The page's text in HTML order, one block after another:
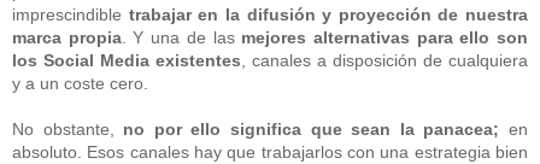
imprescindible trabajar en la difusión y proyección de nuestra
marca propia. Y una de las mejores alternativas para ello son
los Social Media existentes, canales a disposición de cualquiera
y a un coste cero.
No obstante, no por ello significa que sean la panacea; en
absoluto. Esos canales hay que trabajarlos con una estrategia bien